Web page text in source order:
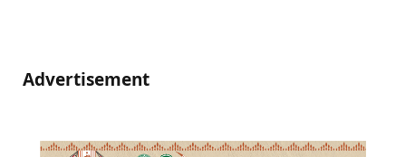
Advertisement